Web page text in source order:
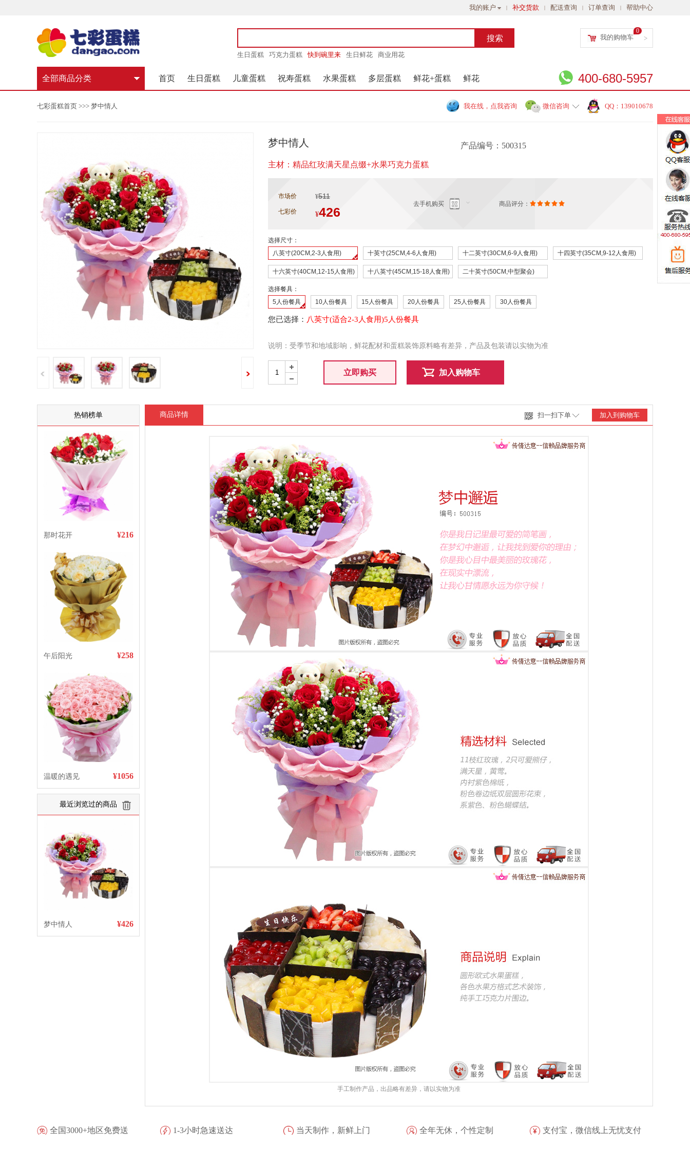
我的账户 | 补交货款 | 配送查询 | 订单查询 | 帮助中心
生日蛋糕 巧克力蛋糕 快到碗里来 生日鲜花 商业用花
我的购物车
0
>
全部商品分类 首页 生日蛋糕 儿童蛋糕 祝寿蛋糕 水果蛋糕 多层蛋糕 鲜花+蛋糕 鲜花 400-680-5957
七彩蛋糕首页 >>> 梦中情人 QQ：139010678
微信咨询
我在线，点我咨询
梦中情人 产品编号：500315
主材：精品红玫满天星点缀+水果巧克力蛋糕
市场价 ¥511
七彩价 ¥426
去手机购买 商品评分：
选择尺寸：
八英寸(20CM,2-3人食用)
十英寸(25CM,4-6人食用) 十二英寸(30CM,6-9人食用) 十四英寸(35CM,9-12人食用)
十六英寸(40CM,12-15人食用) 十八英寸(45CM,15-18人食用) 二十英寸(50CM,中型聚会)
选择餐具：
5人份餐具
10人份餐具 15人份餐具 20人份餐具 25人份餐具 30人份餐具
您已选择： 八英寸(适合2-3人食用)5人份餐具
说明：受季节和地域影响，鲜花配材和蛋糕装饰原料略有差异，产品及包装请以实物为准
立即购买 加入购物车
热销榜单
那时花开 ¥216
午后阳光 ¥258
温暖的遇见 ¥1056
最近浏览过的商品
梦中情人 ¥426
商品详情 扫一扫下单 加入到购物车
手工制作产品，出品略有差异，请以实物为准
全国3000+地区免费送 1-3小时急速送达 当天制作，新鲜上门 全年无休，个性定制 支付宝，微信线上无忧支付